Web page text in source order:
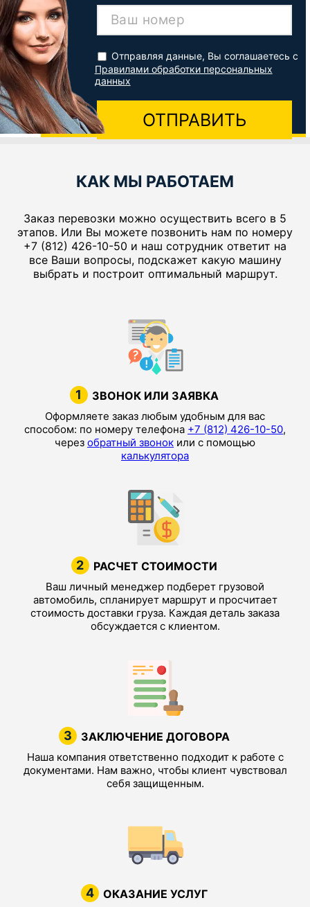
Ваш номер
Отправляя данные, Вы соглашаетесь с
Правилами обработки персональных
данных
ОТПРАВИТЬ
КАК МЫ РАБОТАЕМ
Заказ перевозки можно осуществить всего в 5
этапов. Или Вы можете позвонить нам по номеру
+7 (812) 426-10-50 и наш сотрудник ответит на
все Ваши вопросы, подскажет какую машину
выбрать и построит оптимальный маршрут.
1 ЗВОНОК ИЛИ ЗАЯВКА
Оформляете заказ любым удобным для вас
способом: по номеру телефона +7 (812) 426-10-50,
через обратный звонок или с помощью
калькулятора
2 РАСЧЕТ СТОИМОСТИ
Ваш личный менеджер подберет грузовой
автомобиль, спланирует маршрут и просчитает
стоимость доставки груза. Каждая деталь заказа
обсуждается с клиентом.
3 ЗАКЛЮЧЕНИЕ ДОГОВОРА
Наша компания ответственно подходит к работе с
документами. Нам важно, чтобы клиент чувствовал
себя защищенным.
4 ОКАЗАНИЕ УСЛУГ